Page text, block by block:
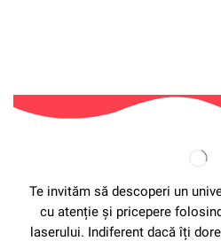
Te invităm să descoperi un
cu atenție și pricepere
laserului. Indiferent dacă îți